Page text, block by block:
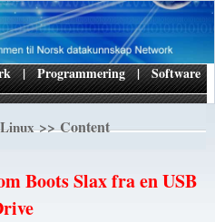
| Programmering | Software
Linux>> Content
Boots Slax fra en USB